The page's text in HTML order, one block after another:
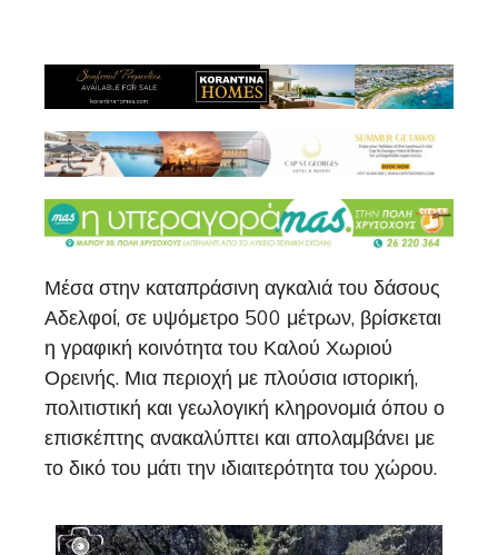
Μέσα στην καταπράσινη αγκαλιά του δάσους
Αδελφοί, σε υψόμετρο 500 μέτρων, βρίσκεται
η γραφική κοινότητα του Καλού Χωριού
Ορεινής. Μια περιοχή με πλούσια ιστορική,
πολιτιστική και γεωλογική κληρονομιά όπου ο
επισκέπτης ανακαλύπτει και απολαμβάνει με
το δικό του μάτι την ιδιαιτερότητα του χώρου.